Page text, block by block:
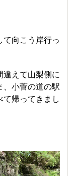
向こう岸行っ
違えて山梨側に
小菅の道の駅
帰ってきまし